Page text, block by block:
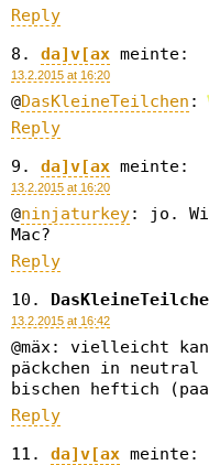
Reply
da]v[ax meinte:
13.2.2015 at 16:20
@DasKleineTeilchen :
Reply
da]v[ax meinte:
13.2.2015 at 16:20
@ninjaturkey: jo.
Mac?
Reply
13.2.2015 at 16:42
@mäx: vielleicht
päckchen in neutral
bischen heftich
Reply
da]v[ax meinte: